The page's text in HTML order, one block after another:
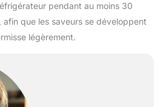
pendant au moins 30
afin que les saveurs se développent
légèrement.